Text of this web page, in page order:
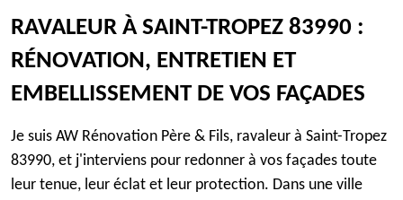
RAVALEUR À SAINT-TROPEZ 83990 :
RÉNOVATION, ENTRETIEN ET
EMBELLISSEMENT DE VOS FAÇADES
Je suis AW Rénovation Père & Fils, ravaleur à Saint-Tropez
83990, et j'interviens pour redonner à vos façades toute
leur tenue, leur éclat et leur protection. Dans une ville